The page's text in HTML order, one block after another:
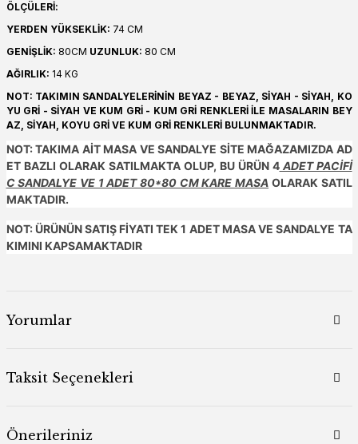
ÖLÇÜLERİ:
YERDEN YÜKSEKLİK: 74 CM
GENİŞLİK: 80CM UZUNLUK: 80 CM
AĞIRLIK: 14 KG
NOT: TAKIMIN SANDALYELERİNİN BEYAZ - BEYAZ, SİYAH - SİYAH, KO
YU GRİ - SİYAH VE KUM GRİ - KUM GRİ RENKLERİ İLE MASALARIN BEY
AZ, SİYAH, KOYU GRİ VE KUM GRİ RENKLERİ BULUNMAKTADIR.
NOT: TAKIMA AİT MASA VE SANDALYE SİTE MAĞAZAMIZDA AD
ET BAZLI OLARAK SATILMAKTA OLUP, BU ÜRÜN 4ADET PACİFİ
C SANDALYE VE 1 ADET 80*80 CM KARE MASA OLARAK SATIL
MAKTADIR.
NOT: ÜRÜNÜN SATIŞ FİYATI TEK 1 ADET MASA VE SANDALYE TA
KIMINI KAPSAMAKTADIR
Yorumlar
Taksit Seçenekleri
Önerileriniz